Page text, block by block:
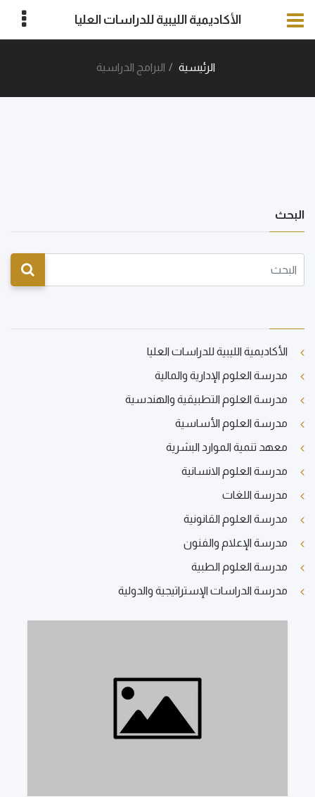
الأكاديمية الليبية للدراسات العليا
الرئيسية البرامج الدراسية
البحث
الأكاديمية الليبية للدراسات العليا
مدرسة العلوم الإدارية والمالية
مدرسة العلوم التطبيقية والهندسية
مدرسة العلوم الأساسية
معهد تنمية الموارد البشرية
مدرسة العلوم الانسانية
مدرسة اللغات
مدرسة العلوم القانونية
مدرسة الإعلام والفنون
مدرسة العلوم الطبية
مدرسة الدراسات الإستراتيجية والدولية